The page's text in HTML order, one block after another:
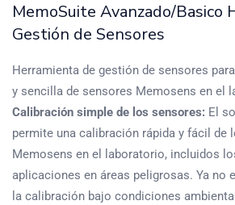
MemoSuite Avanzado/Basico
Gestión de Sensores
Herramienta de gestión de sensores
y sencilla de sensores Memosens en el
Calibración simple de los sensores: El
permite una calibración rápida y fácil de
Memosens en el laboratorio, incluidos
aplicaciones en áreas peligrosas. Ya no
la calibración bajo condiciones